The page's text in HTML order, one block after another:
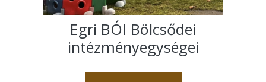
Egri BÓI Bölcsődei
intézményegységei